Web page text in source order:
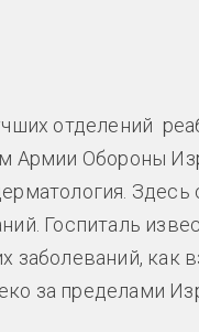
отделений
Обороны
Госпиталь
заболеваний, как
за пределами